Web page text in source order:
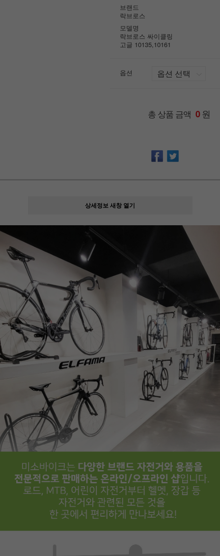
브랜드
락브로스
모델명
락브로스 싸이클링
고글 10135,10161
옵션
총 상품 금액 0원
상세정보 새창 열기